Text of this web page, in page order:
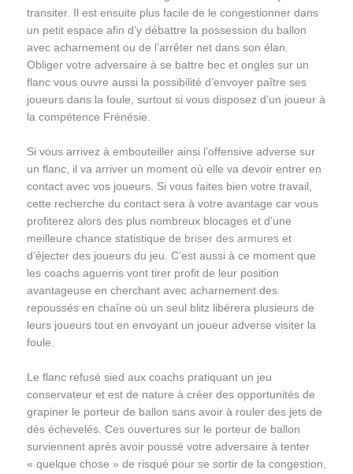
transiter. Il est ensuite plus facile de le congestionner dans
un petit espace afin d’y débattre la possession du ballon
avec acharnement ou de l’arrêter net dans son élan.
Obliger votre adversaire à se battre bec et ongles sur un
flanc vous ouvre aussi la possibilité d’envoyer paître ses
joueurs dans la foule, surtout si vous disposez d’un joueur à
la compétence Frénésie.
Si vous arrivez à embouteiller ainsi l’offensive adverse sur
un flanc, il va arriver un moment où elle va devoir entrer en
contact avec vos joueurs. Si vous faites bien votre travail,
cette recherche du contact sera à votre avantage car vous
profiterez alors des plus nombreux blocages et d’une
meilleure chance statistique de briser des armureset
d’éjecter des joueurs du jeu. C’est aussi à ce moment que
les coachs aguerris vont tirer profit de leur position
avantageuse en cherchant avec acharnement des
repoussés en chaîne où un seul blitz libérera plusieurs de
leurs joueurs tout en envoyant un joueur adverse visiter la
foule.
Le flanc refusé sied aux coachs pratiquant un jeu
conservateur et est de nature à créer des opportunités de
grapiner le porteur de ballon sans avoir à rouler des jets de
dés échevelés. Ces ouvertures sur le porteur de ballon
surviennent après avoir poussé votre adversaire à tenter
« quelque chose » de risqué pour se sortir de la congestion,